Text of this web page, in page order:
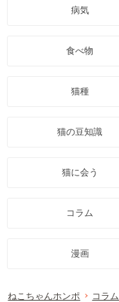
病気
食べ物
猫種
猫の豆知識
猫に会う
コラム
漫画
ねこちゃんホンポ コラム